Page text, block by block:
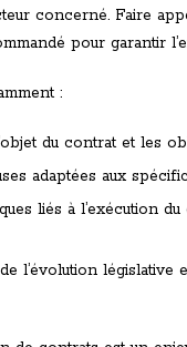
concerné. Faire
pour garantir
:
du contrat et les
adaptées aux
liés à l’exécution
l’évolution législative